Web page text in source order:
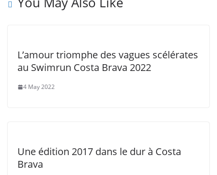
L’amour triomphe des vagues scélérates
au Swimrun Costa Brava 2022
4 May 2022
Une édition 2017 dans le dur à Costa
Brava